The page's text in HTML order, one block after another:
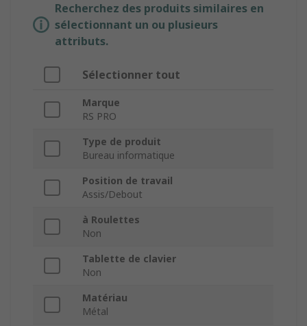
Recherchez des produits similaires en
sélectionnant un ou plusieurs
attributs.
Sélectionner tout
Marque
RS PRO
Type de produit
Bureau informatique
Position de travail
Assis/Debout
à Roulettes
Non
Tablette de clavier
Non
Matériau
Métal